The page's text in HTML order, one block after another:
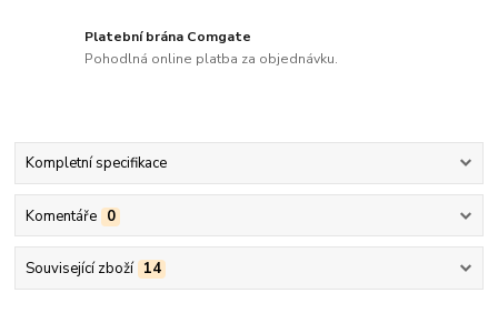
Platební brána Comgate
Pohodlná online platba za objednávku.
Kompletní specifikace
Komentáře 0
Související zboží 14